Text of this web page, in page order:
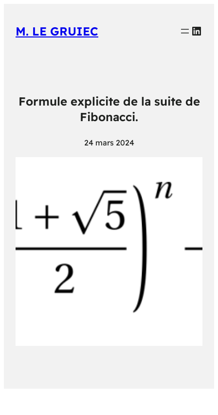
M. LE GRUIEC
Formule explicite de la suite de
Fibonacci.
24 mars 2024